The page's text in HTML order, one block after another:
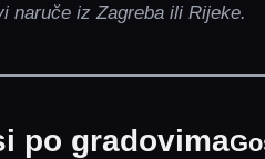
naruče iz Zagreba ili Rijeke.
po gradovima